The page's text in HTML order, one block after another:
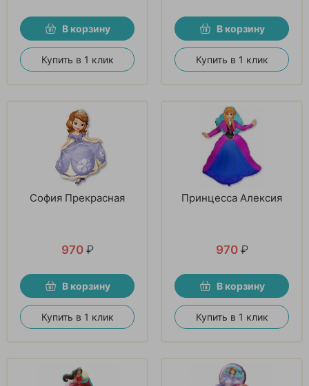
В корзину
Купить в 1 клик
В корзину
Купить в 1 клик
София Прекрасная
970 ₽
В корзину
Купить в 1 клик
Принцесса Алексия
970 ₽
В корзину
Купить в 1 клик